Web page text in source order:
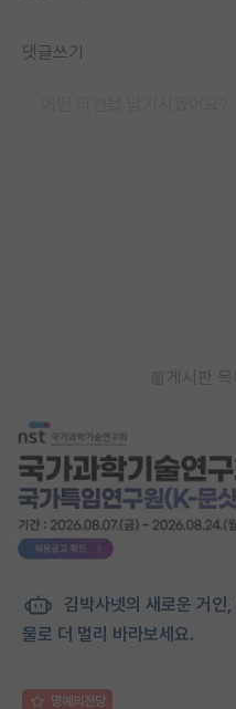
댓글쓰기
게시판 목
김박사넷의 새로운 거인
물로 더 멀리 바라보세요.
명예의전당